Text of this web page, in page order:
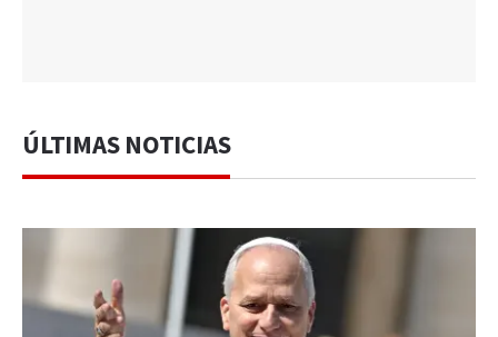
ÚLTIMAS NOTICIAS